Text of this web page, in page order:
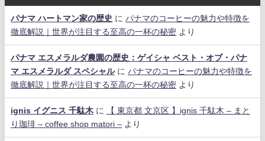
パナマ ハートマン家の歴史 に パナマのコーヒーの魅力や特徴を
徹底解説｜世界が注目する至高の一杯の秘密 より
パナマ エスメラルダ農園の歴史：ゲイシャ ベスト・オブ・パナ
マ エスメラルダ スペシャルに パナマのコーヒーの魅力や特徴を
徹底解説｜世界が注目する至高の一杯の秘密 より
ignis イグニス 千駄木に
【 東京都 文京区 】ignis 千駄木 – まと
り珈琲 – coffee shop matori – より